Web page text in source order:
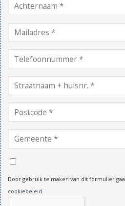
Door gebruik te maken van dit formulier
cookiebeleid.